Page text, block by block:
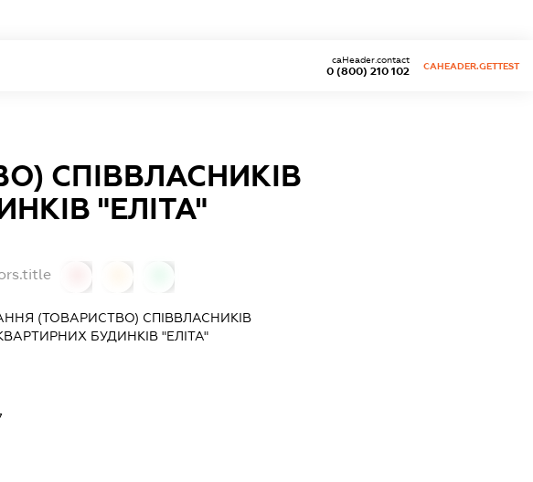
0 (800) 210 102
caHeader.contact
CAHEADER.GETTEST
СПІВВЛАСНИКІВ
"ЕЛІТА"
(ТОВАРИСТВО) СПІВВЛАСНИКІВ
БУДИНКІВ "ЕЛІТА"